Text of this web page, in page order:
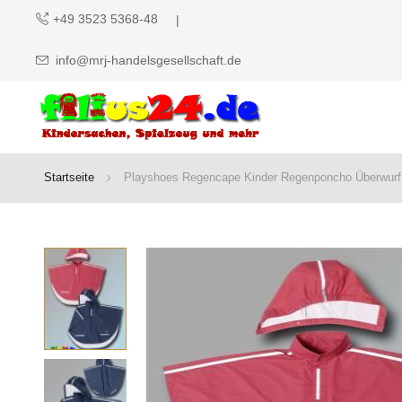
+49 3523 5368-48
info@mrj-handelsgesellschaft.de
Startseite Playshoes Regencape Kinder Regenponcho
Zum
Ende
der
Bildgalerie
springen